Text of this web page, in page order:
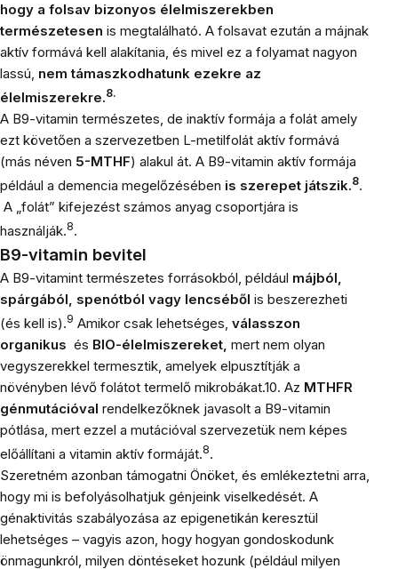
hogy a folsav bizonyos élelmiszerekben
természetesen is megtalálható. A folsavat ezután a májnak
aktív formává kell alakítania, és mivel ez a folyamat nagyon
lassú, nem támaszkodhatunk ezekre az
élelmiszerekre.8.
A B9-vitamin természetes, de inaktív formája a folát amely
ezt követően a szervezetben L-metilfolát aktív formává
(más néven 5-MTHF) alakul át. A B9-vitamin aktív formája
például a demencia megelőzésében is szerepet játszik.8.
A „folát” kifejezést számos anyag csoportjára is
használják.8.
B9-vitamin bevitel
A B9-vitamint természetes forrásokból, például májból,
spárgából, spenótból vagy lencséből is beszerezheti
(és kell is).9 Amikor csak lehetséges, válasszon
organikus és BIO-élelmiszereket, mert nem olyan
vegyszerekkel termesztik, amelyek elpusztítják a
növényben lévő folátot termelő mikrobákat.10. Az MTHFR
génmutációval rendelkezőknek javasolt a B9-vitamin
pótlása, mert ezzel a mutációval szervezetük nem képes
előállítani a vitamin aktív formáját.8.
Szeretném azonban támogatni Önöket, és emlékeztetni arra,
hogy mi is befolyásolhatjuk génjeink viselkedését. A
génaktivitás szabályozása az epigenetikán keresztül
lehetséges – vagyis azon, hogy hogyan gondoskodunk
önmagunkról, milyen döntéseket hozunk (például milyen